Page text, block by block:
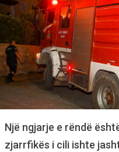
Një ngjarje e rëndë
zjarrfikës i cili ishte